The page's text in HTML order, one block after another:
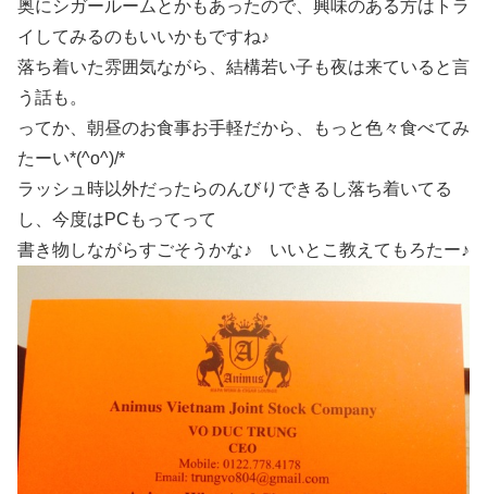
奥にシガールームとかもあったので、興味のある方はトラ
イしてみるのもいいかもですね♪
落ち着いた雰囲気ながら、結構若い子も夜は来ていると言
う話も。
ってか、朝昼のお食事お手軽だから、もっと色々食べてみ
たーい*(^o^)/*
ラッシュ時以外だったらのんびりできるし落ち着いてる
し、今度はPCもってって
書き物しながらすごそうかな♪ いいとこ教えてもろたー♪